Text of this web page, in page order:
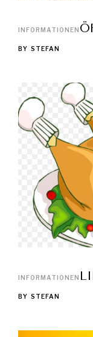
INFORMATIONEN
BY STEFAN
INFORMATIONEN
BY STEFAN